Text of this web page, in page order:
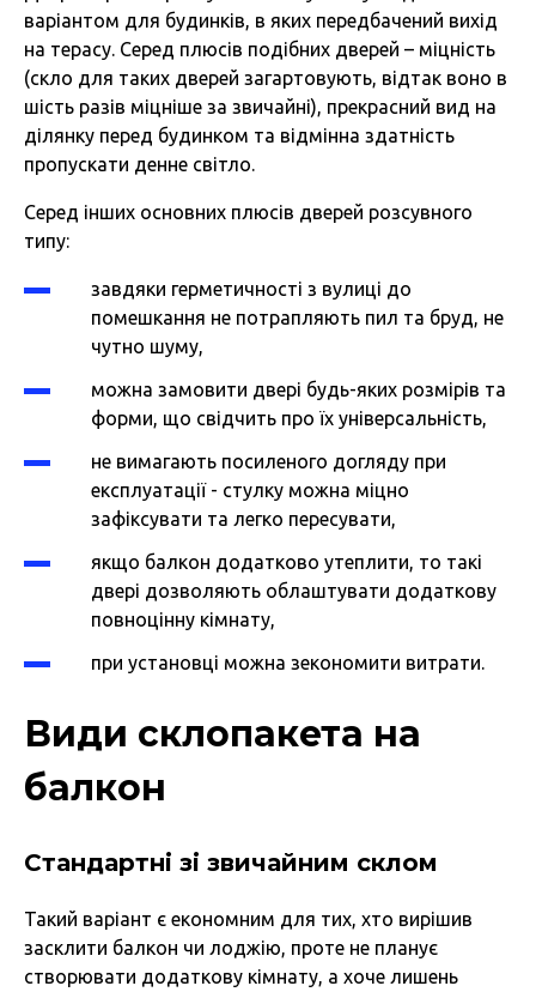
варіантом для будинків, в яких передбачений вихід
на терасу. Серед плюсів подібних дверей – міцність
(скло для таких дверей загартовують, відтак воно в
шість разів міцніше за звичайні), прекрасний вид на
ділянку перед будинком та відмінна здатність
пропускати денне світло.
Серед інших основних плюсів дверей розсувного
типу:
завдяки герметичності з вулиці до
помешкання не потрапляють пил та бруд, не
чутно шуму,
можна замовити двері будь-яких розмірів та
форми, що свідчить про їх універсальність,
не вимагають посиленого догляду при
експлуатації - стулку можна міцно
зафіксувати та легко пересувати,
якщо балкон додатково утеплити, то такі
двері дозволяють облаштувати додаткову
повноцінну кімнату,
при установці можна зекономити витрати.
Види склопакета на
балкон
Стандартні зі звичайним склом
Такий варіант є економним для тих, хто вирішив
засклити балкон чи лоджію, проте не планує
створювати додаткову кімнату, а хоче лишень